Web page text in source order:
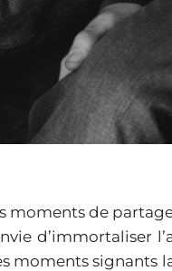
moments de
d’immortaliser
moments signants